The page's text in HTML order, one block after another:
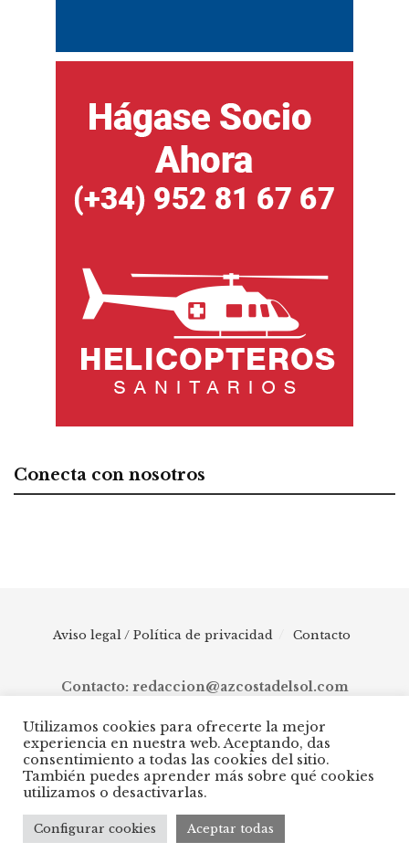
Conecta con nosotros
Aviso legal / Política de privacidad Contacto
Contacto: redaccion@azcostadelsol.com
© 2025 AZ Costa del Sol - Diario digital de Málaga capital hasta
Manilva, pasando por Torremolinos, Benalmádena, Fuengirola,
Mijas, Ojén, Marbella, Istán, Benahavís, Estepona y Casares.
Utilizamos cookies para ofrecerte la mejor
experiencia en nuestra web. Aceptando, das
consentimiento a todas las cookies del sitio.
También puedes aprender más sobre qué cookies
utilizamos o desactivarlas.
Configurar cookies Aceptar todas